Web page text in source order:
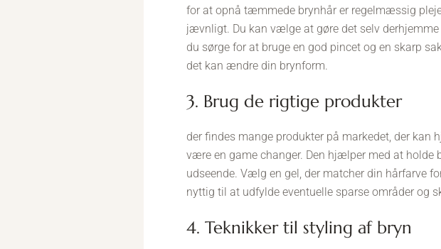
for at opnå tæmmede brynhår er regelmæssig
jævnligt. Du kan vælge at gøre det selv
du sørge for at bruge en god pincet og en skarp
det kan ændre din brynform.
3. Brug de rigtige produkter
der findes mange produkter på markedet, der
være en game changer. Den hjælper med at holde
udseende. Vælg en gel, der matcher din hårfarve
nyttig til at udfylde eventuelle sparse områder og
4. Teknikker til styling af bryn